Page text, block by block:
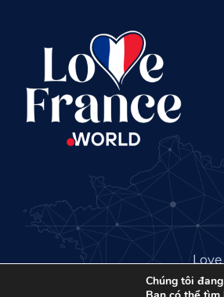
Chúng tôi